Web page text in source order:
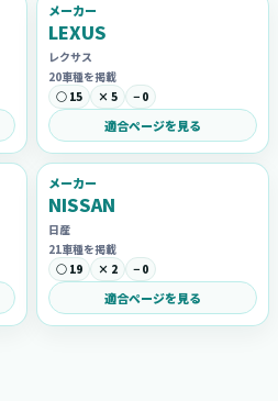
メーカー
LEXUS
レクサス
20車種を掲載
○ 15
× 5 − 0
適合ページを見る
メーカー
NISSAN
日産
21車種を掲載
○ 19
× 2 − 0
適合ページを見る